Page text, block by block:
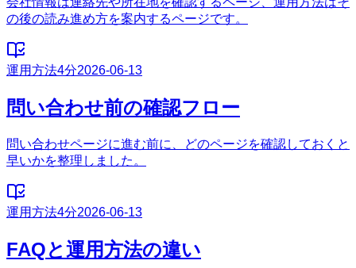
の後の読み進め方を案内するページです。
運用方法4分2026-06-13
問い合わせ前の確認フロー
問い合わせページに進む前に、どのページを確認しておくと
早いかを整理しました。
運用方法4分2026-06-13
FAQと運用方法の違い